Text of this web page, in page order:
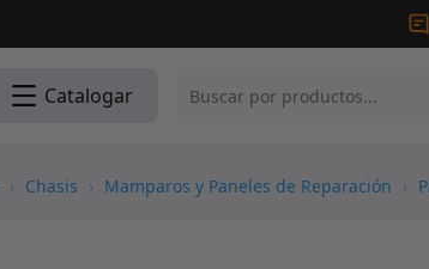
Catalogar
› Chasis › Mamparos y Paneles de Reparación ›